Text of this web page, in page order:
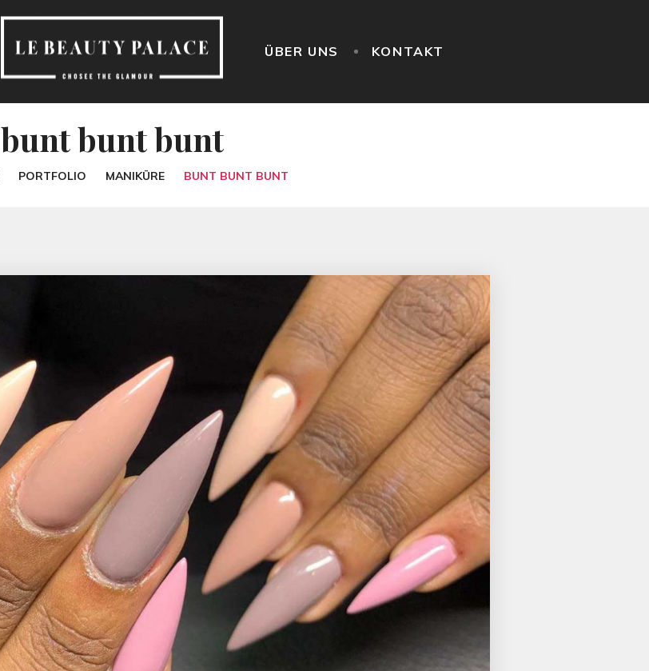
ÜBER UNS KONTAKT
bunt bunt bunt
PORTFOLIO MANIKÜRE BUNT BUNT BUNT